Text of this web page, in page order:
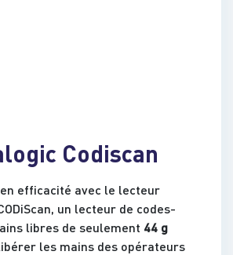
Codiscan
en efficacité avec le lecteur
un lecteur de codes-
libres de seulement 44 g
les mains des opérateurs